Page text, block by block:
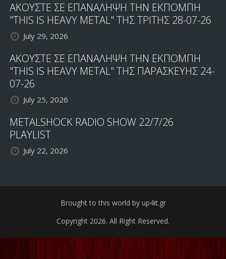
ΑΚΟΥΣΤΕ ΣΕ ΕΠΑΝΑΛΗΨΗ ΤΗΝ ΕΚΠΟΜΠΗ
"THIS IS HEAVY METAL" ΤΗΣ ΤΡΙΤΗΣ 28-07-26
July 29, 2026
ΑΚΟΥΣΤΕ ΣΕ ΕΠΑΝΑΛΗΨΗ ΤΗΝ ΕΚΠΟΜΠΗ
"THIS IS HEAVY METAL" ΤΗΣ ΠΑΡΑΣΚΕΥΗΣ 24-
07-26
July 25, 2026
METALSHOCK RADIO SHOW 22/7/26
PLAYLIST
July 22, 2026
Brought to this world by up4it.gr
Copyright 2026. All Right Reserved.